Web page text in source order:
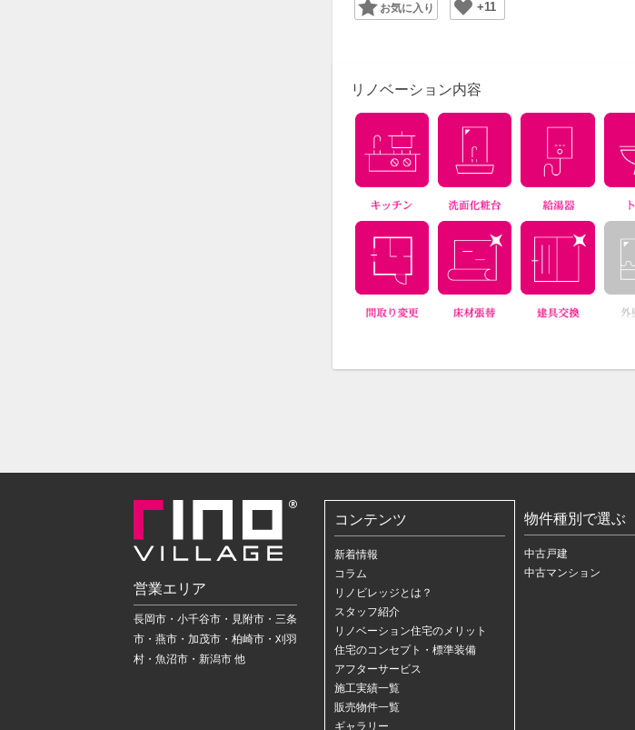
Favorite +11
リノベーション内容
営業エリア
長岡市・小千谷市・見附市・三条
市・燕市・加茂市・柏崎市・刈羽
村・魚沼市・新潟市 他
コンテンツ
新着情報
コラム
リノビレッジとは？
スタッフ紹介
リノベーション住宅のメリット
住宅のコンセプト・標準装備
アフターサービス
施工実績一覧
販売物件一覧
ギャラリー
物件種別で選ぶ
中古戸建
中古マンション